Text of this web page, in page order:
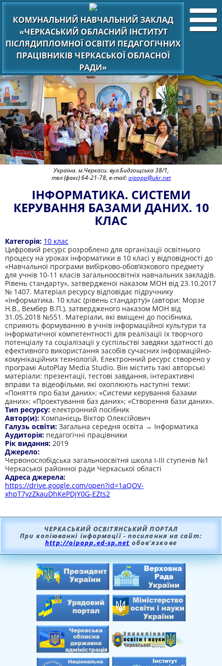
КОМУНАЛЬНИЙ НАВЧАЛЬНИЙ ЗАКЛАД
«ЧЕРКАСЬКИЙ ОБЛАСНИЙ ІНСТИТУТ
ПІСЛЯДИПЛОМНОЇ ОСВІТИ ПЕДАГОГІЧНИХ
ПРАЦІВНИКІВ ЧЕРКАСЬКОЇ ОБЛАСНОЇ
РАДИ»
Україна. м.Черкаси. вул.Бидгощська 38/1,
тел (факс) 64-21-78, e-mail:oipopp@ukr.net
ІНФОРМАТИКА. СИСТЕМИ
КЕРУВАННЯ БАЗАМИ ДАНИХ. 10
КЛАС
Категорія: 10 клас
Цифровий ресурс розроблено для організації освітнього
процесу на уроках інформатики в 10 класі у відповідності до
«Навчальної програми вибірково-обов’язкового предмету
для учнів 10-11 класів загальноосвітніх навчальних закладів.
Рівень стандарту», затвердженої наказом МОН від 23.10.2017
№ 1407. Матеріал ресурсу відповідає підручнику
«Інформатика. 10 клас (рівень стандарту)» (автори: Морзе
Н.В., Вембер В.П.), затвердженого наказом МОН від
31.05.2018 №551. Матеріали, які вміщені до посібника,
сприяють формуванню в учнів інформаційної культури та
інформатичної компетентності для реалізації їх творчого
потенціалу та соціалізації у суспільстві завдяки здатності до
ефективного використання засобів сучасних інформаційно-
комунікаційних технологій. Електронний ресурс створено у
програмі AutoPlay Media Studio. Він містить такі авторські
матеріали: презентації, тестові завдання, інтерактивні
вправи та відеофільми, які охоплюють наступні теми:
«Поняття про бази даних»; «Системи керування базами
даних»; «Проектування баз даних»; «Cтворення бази даних».
Тип ресурсу: електронний посібник
Автор(и): Компанієць Віктор Олексійович
Галузь освіти: Загальна середня освіта → Інформатика
Аудиторія: педагогічні працівники
Рік видання: 2019
Джерело:
Червонослобідська загальноосвітня школа І-ІІІ ступенів №1
Черкаської районної ради Черкаської області
Адреса джерела:
https://drive.google.com/open?id=1aQOV-
xhpT7yzZkauDhKePDjY0G-EZts2
ЧЕРКАСЬКИЙ ОСВІТЯНСЬКИЙ ПОРТАЛ
При копіюванні інформації - посилання на сайт:
http://oipopp.ed-sp.net обов’язкове